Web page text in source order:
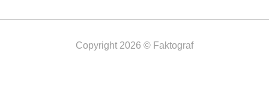
Copyright 2026 © Faktograf